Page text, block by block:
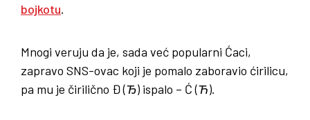
bojkotu.
Mnogi veruju da je, sada već popularni Ćaci,
zapravo SNS-ovac koji je pomalo zaboravio ćirilicu,
pa mu je čirilično Đ (Ђ) ispalo – Ć (Ћ).